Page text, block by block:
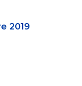
2019